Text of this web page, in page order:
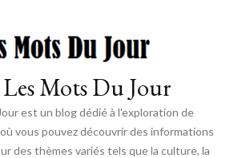
Mots Du Jour
est un blog dédié à l'exploration de
vous pouvez découvrir des informations
des thèmes variés tels que la culture, la